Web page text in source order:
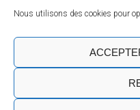
Nous utilisons des cookies pour